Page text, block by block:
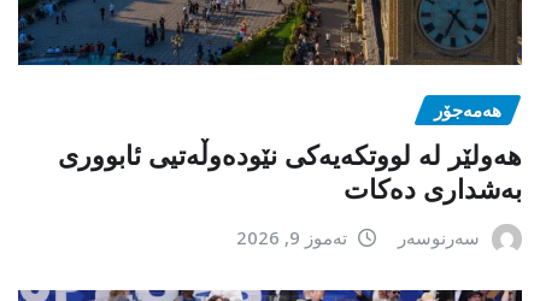
هەمەجۆر
ھەولێر لە لووتکەیەکی نێودەوڵەتیی ئابووری
بەشداری دەکات
سەرنوسەر تەموز 9, 2026